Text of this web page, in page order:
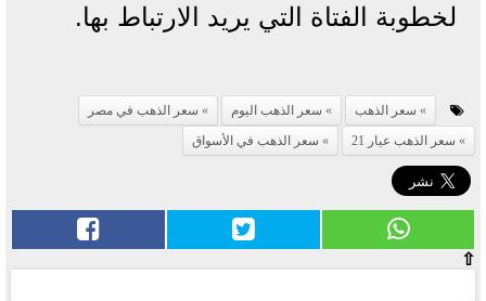
لخطوبة الفتاة التي يريد الارتباط بها.
سعر الذهب سعر الذهب اليوم
سعر الذهب في مصر
سعر الذهب عيار 21
سعر الذهب في الأسواق
⇧